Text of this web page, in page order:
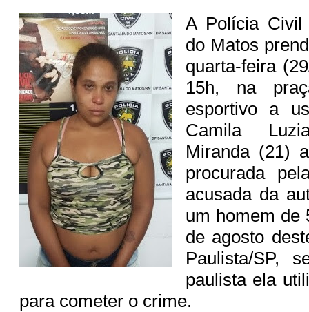
A Polícia Civil
do Matos
quarta-feira
15h, na
esportivo a
Camila
Miranda (21)
procurada
acusada da
um homem de
de agosto
Paulista/SP,
paulista ela
para cometer o crime.